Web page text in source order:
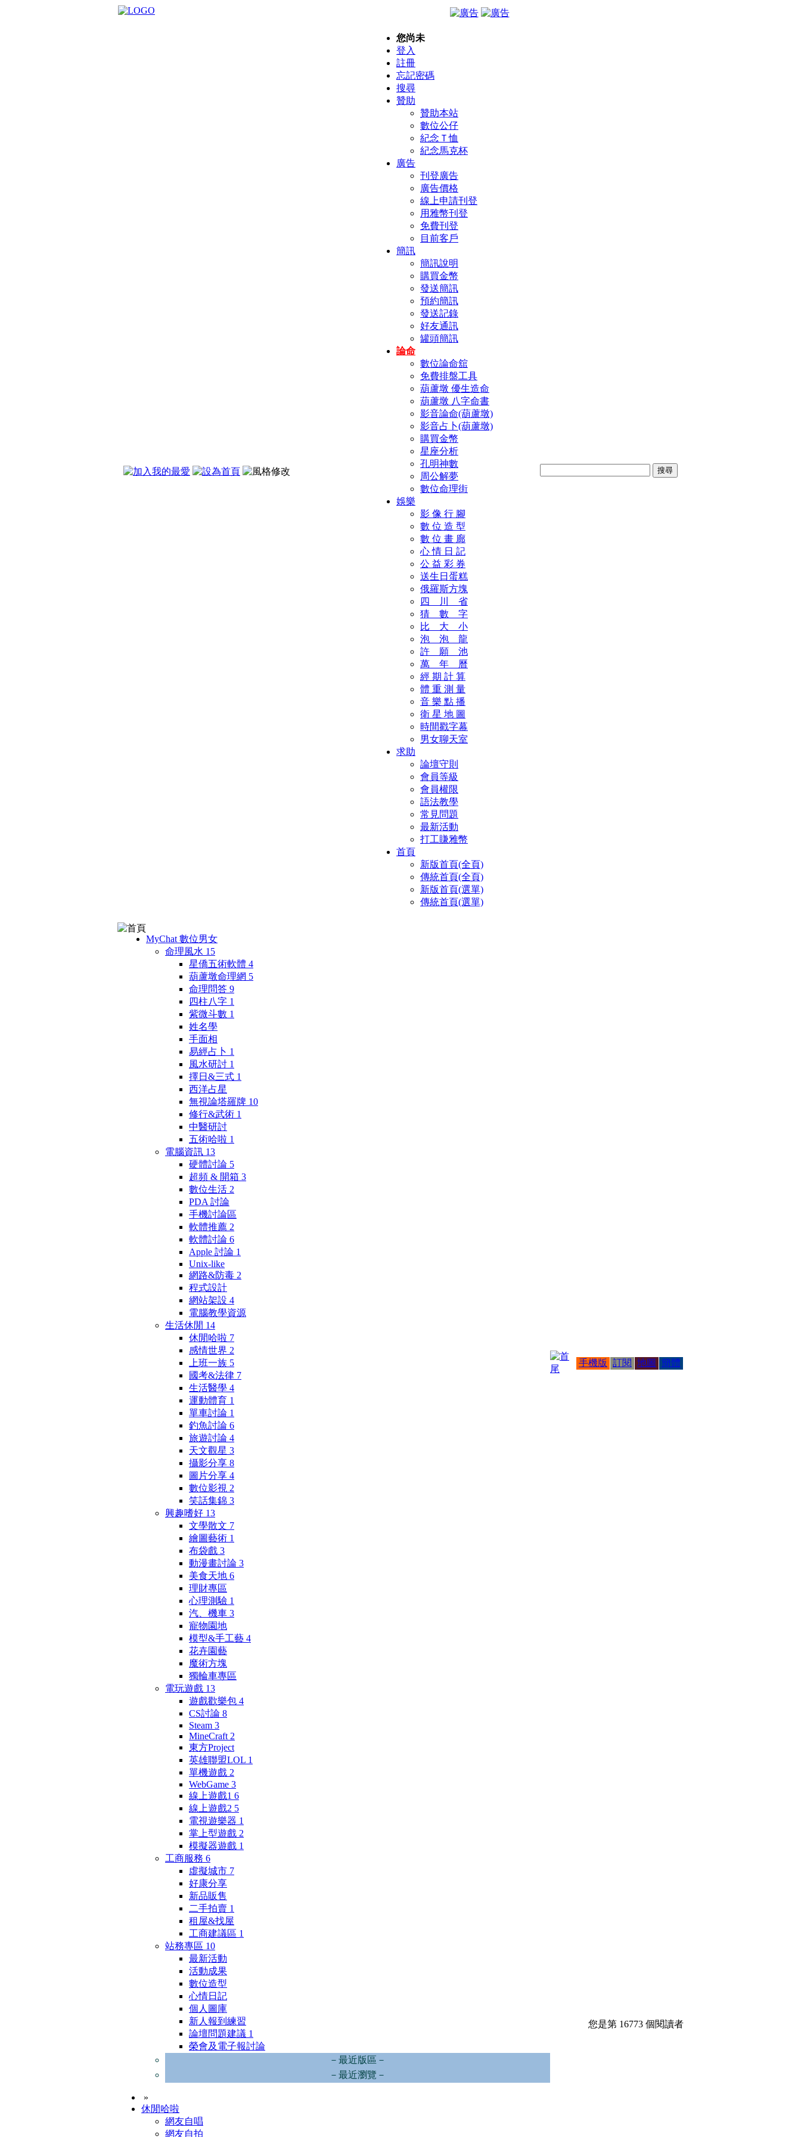
您尚未
登入
註冊
忘記密碼
搜尋
贊助
贊助本站
數位公仔
紀念Ｔ恤
紀念馬克杯
廣告
刊登廣告
廣告價格
線上申請刊登
用雅幣刊登
免費刊登
目前客戶
簡訊
簡訊說明
購買金幣
發送簡訊
預約簡訊
發送記錄
好友通訊
罐頭簡訊
論命
數位論命舘
免費排盤工具
葫蘆墩 優生造命
葫蘆墩 八字命書
影音論命(葫蘆墩)
影音占卜(葫蘆墩)
購買金幣
星座分析
孔明神數
周公解夢
數位命理街
娛樂
影 像 行 腳
數 位 造 型
數 位 畫 廊
心 情 日 記
公 益 彩 券
送生日蛋糕
俄羅斯方塊
四 川 省
猜 數 字
比 大 小
泡 泡 龍
許 願 池
萬 年 曆
經 期 計 算
體 重 測 量
音 樂 點 播
衛 星 地 圖
時間戳字幕
男女聊天室
求助
論壇守則
會員等級
會員權限
語法教學
常見問題
最新活動
打工賺雅幣
首頁
新版首頁(全頁)
傳統首頁(全頁)
新版首頁(選單)
傳統首頁(選單)
MyChat 數位男女
命理風水 15
星僑五術軟體 4
葫蘆墩命理網 5
命理問答 9
四柱八字 1
紫微斗數 1
姓名學
手面相
易經占卜 1
風水研討 1
擇日&三式 1
西洋占星
無視論塔羅牌 10
修行&武術 1
中醫研討
五術哈啦 1
電腦資訊 13
硬體討論 5
超頻 & 開箱 3
數位生活 2
PDA 討論
手機討論區
軟體推薦 2
軟體討論 6
Apple 討論 1
Unix-like
網路&防毒 2
程式設計
網站架設 4
電腦教學資源
生活休閒 14
休閒哈啦 7
感情世界 2
上班一族 5
國考&法律 7
生活醫學 4
運動體育 1
單車討論 1
釣魚討論 6
旅遊討論 4
天文觀星 3
攝影分享 8
圖片分享 4
數位影視 2
笑話集錦 3
興趣嗜好 13
文學散文 7
繪圖藝術 1
布袋戲 3
動漫畫討論 3
美食天地 6
理財專區
心理測驗 1
汽、機車 3
寵物園地
模型&手工藝 4
花卉園藝
魔術方塊
獨輪車專區
電玩遊戲 13
遊戲歡樂包 4
CS討論 8
Steam 3
MineCraft 2
東方Project
英雄聯盟LOL 1
單機遊戲 2
WebGame 3
線上遊戲1 6
線上遊戲2 5
電視遊樂器 1
掌上型遊戲 2
模擬器遊戲 1
工商服務 6
虛擬城市 7
好康分享
新品販售
二手拍賣 1
租屋&找屋
工商建議區 1
站務專區 10
最新活動
活動成果
數位造型
心情日記
個人圖庫
新人報到練習
論壇問題建議 1
榮會及電子報討論
－最近版區－
－最近瀏覽－
»
休閒哈啦
網友自唱
網友自拍
手機版 訂閱 地圖 簡體
您是第 16773 個閱讀者